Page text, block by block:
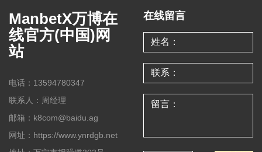
ManbetX万博在
线官方(中国)网
站
电话：13594780347
联系人：周经理
邮箱：k8com@baidu.ag
网址：https://www.ynrdgb.net
在线留言